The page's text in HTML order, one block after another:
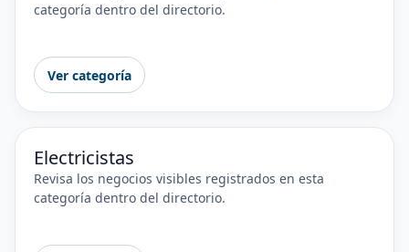
categoría dentro del directorio.
Ver categoría
Electricistas
Revisa los negocios visibles registrados en esta
categoría dentro del directorio.